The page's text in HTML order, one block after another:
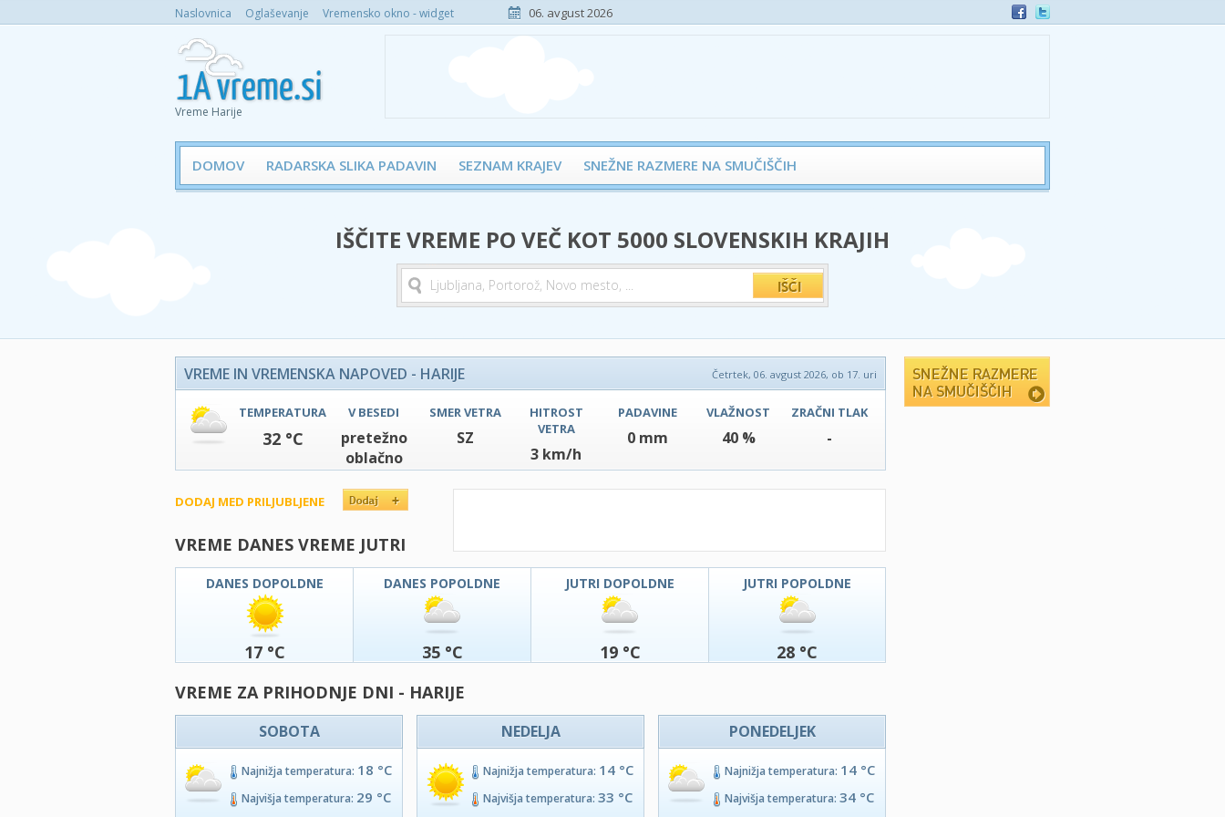
Naslovnica Oglaševanje Vremensko okno - widget 06. avgust 2026
Vreme Harije
DOMOV RADARSKA SLIKA PADAVIN SEZNAM KRAJEV SNEŽNE RAZMERE NA SMUČIŠČIH
IŠČITE VREME PO VEČ KOT 5000 SLOVENSKIH KRAJIH
VREME IN VREMENSKA NAPOVED - HARIJE Četrtek, 06. avgust 2026, ob 17. uri
TEMPERATURA
32 °C
V BESEDI
pretežno
oblačno
SMER VETRA
SZ
HITROST
VETRA
3 km/h
PADAVINE
0 mm
VLAŽNOST
40 %
ZRAČNI TLAK
-
DODAJ MED PRILJUBLJENE
VREME DANES VREME JUTRI
DANES DOPOLDNE
17 °C
DANES POPOLDNE
35 °C
JUTRI DOPOLDNE
19 °C
JUTRI POPOLDNE
28 °C
VREME ZA PRIHODNJE DNI - HARIJE
SOBOTA
Najnižja temperatura: 18 °C
Najvišja temperatura: 29 °C
NEDELJA
Najnižja temperatura: 14 °C
Najvišja temperatura: 33 °C
PONEDELJEK
Najnižja temperatura: 14 °C
Najvišja temperatura: 34 °C